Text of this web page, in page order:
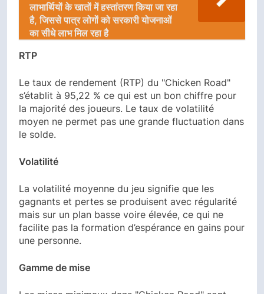
लाभार्थियों के खातों में हस्तांतरण किया जा रहा
है, जिससे पात्र लोगों को सरकारी योजनाओं
का सीधे लाभ मिल रहा है
RTP
Le taux de rendement (RTP) du "Chicken Road"
s’établit à 95,22 % ce qui est un bon chiffre pour
la majorité des joueurs. Le taux de volatilité
moyen ne permet pas une grande fluctuation dans
le solde.
Volatilité
La volatilité moyenne du jeu signifie que les
gagnants et pertes se produisent avec régularité
mais sur un plan basse voire élevée, ce qui ne
facilite pas la formation d’espérance en gains pour
une personne.
Gamme de mise